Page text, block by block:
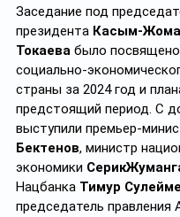
Заседание под
президента Касым-
Токаева было
социально-
страны за 2024 год и
предстоящий период. С
выступили премьер-
Бектенов, министр
экономики
Нацбанка Тимур
председатель правления